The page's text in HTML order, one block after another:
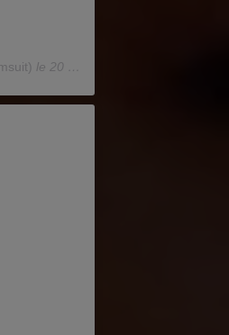
le 20 Mai 2020 à 2 :06 PDT